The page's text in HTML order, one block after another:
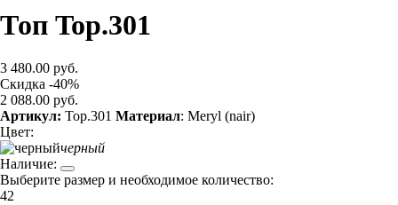
Топ Top.301
3 480.00 руб.
Скидка -40%
2 088.00 руб.
Артикул: Top.301 Материал: Meryl (nair)
Цвет:
черный
Наличие:
Выберите размер и необходимое количество:
42